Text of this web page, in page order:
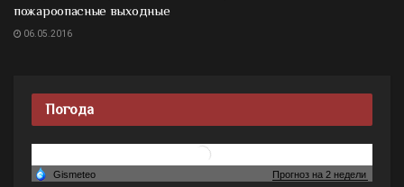
пожароопасные выходные
06.05.2016
Погода